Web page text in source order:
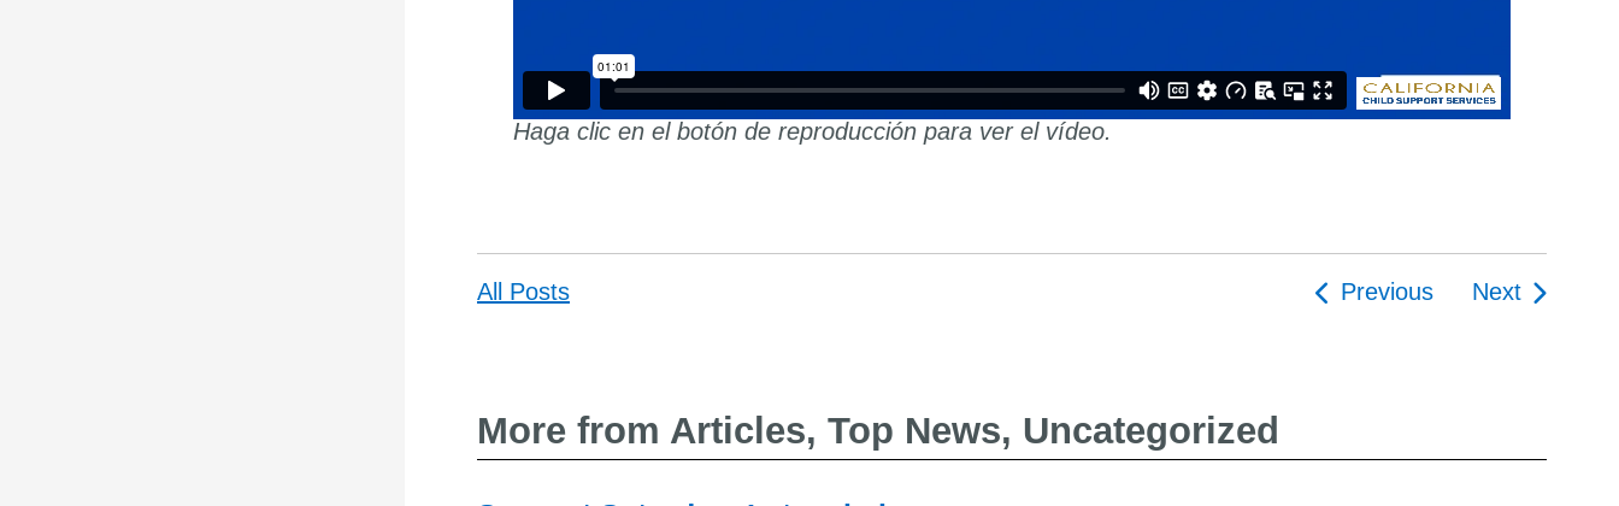
Haga clic en el botón de reproducción para ver el vídeo.
All Posts Previous Next
More from Articles, Top News, Uncategorized